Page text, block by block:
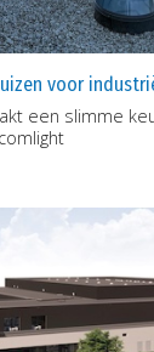
voor
een slimme